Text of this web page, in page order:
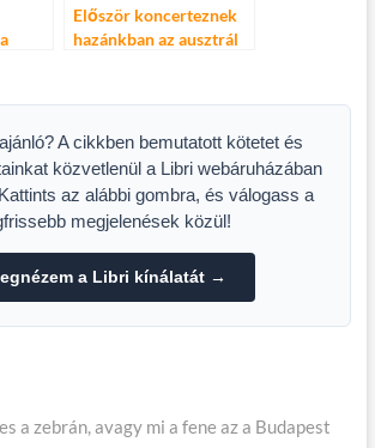
Először koncerteznek
hazánkban az ausztrál
of Summer a Budapest
Parkban
A cikkben bemutatott kötetet és
közvetlenül a Libri webáruházában
az alábbi gombra, és válogass a
megjelenések közül!
a Libri kínálatát →
a zebrán, avagy mi a fene az a Budapest